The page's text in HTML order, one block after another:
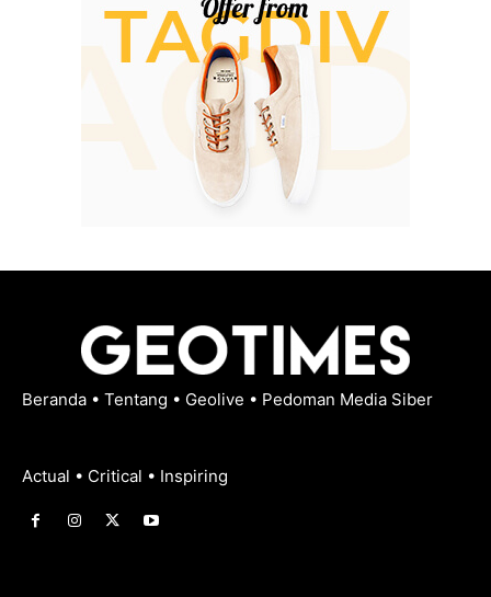
Beranda • Tentang • Geolive • Pedoman Media Siber
Actual • Critical • Inspiring